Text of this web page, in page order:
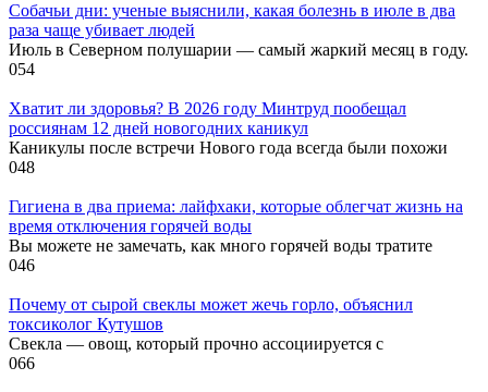
Собачьи дни: ученые выяснили, какая болезнь в июле в два
раза чаще убивает людей
Июль в Северном полушарии — самый жаркий месяц в году.
054
Хватит ли здоровья? В 2026 году Минтруд пообещал
россиянам 12 дней новогодних каникул
Каникулы после встречи Нового года всегда были похожи
048
Гигиена в два приема: лайфхаки, которые облегчат жизнь на
время отключения горячей воды
Вы можете не замечать, как много горячей воды тратите
046
Почему от сырой свеклы может жечь горло, объяснил
токсиколог Кутушов
Свекла — овощ, который прочно ассоциируется с
066